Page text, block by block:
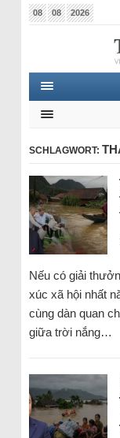
08 08 2026
SCHLAGWORT:
Nếu có giải
xúc xã hội nhất
cùng dàn quan
giữa trời nắng…